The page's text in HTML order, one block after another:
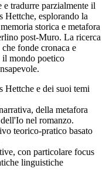
tradurre parzialmente il
Hettche, esplorando la
storica e metafora
post-Muro. La ricerca
fonde cronaca e
il mondo poetico
e dei suoi temi
della metafora
nel romanzo.
teorico-pratico basato
con particolare focus
linguistiche